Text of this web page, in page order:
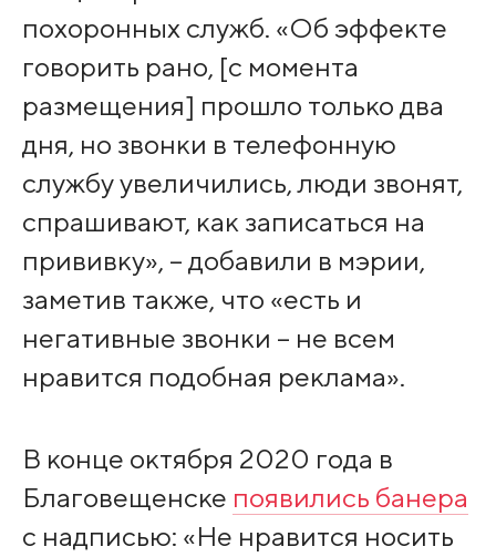
похоронных служб. «Об эффекте
говорить рано, [с момента
размещения] прошло только два
дня, но звонки в телефонную
службу увеличились, люди звонят,
спрашивают, как записаться на
прививку», – добавили в мэрии,
заметив также, что «есть и
негативные звонки – не всем
нравится подобная реклама».
В конце октября 2020 года в
Благовещенске появились банера
с надписью: «Не нравится носить